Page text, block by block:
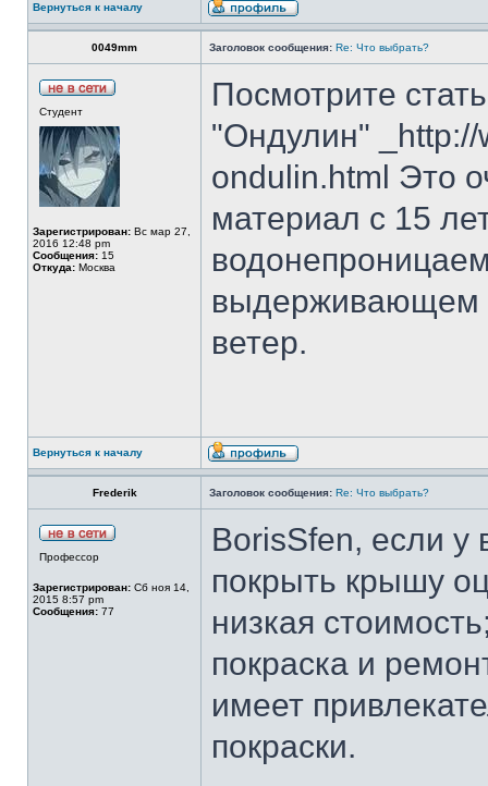
Вернуться к началу
0049mm Заголовок сообщения: Re: Что выбрать?
Студент
Зарегистрирован: Вс мар 27,
2016 12:48 pm
Сообщения: 15
Откуда: Москва
Посмотрите
"Ондулин" _http://
ondulin.html Это
материал с 15
выдерживающем
ветер.
Вернуться к началу
Frederik Заголовок сообщения: Re: Что выбрать?
Профессор
Зарегистрирован: Сб ноя 14,
2015 8:57 pm
Сообщения: 77
BorisSfen, если у
покрыть крышу
низкая
покраска и
имеет
покраски.